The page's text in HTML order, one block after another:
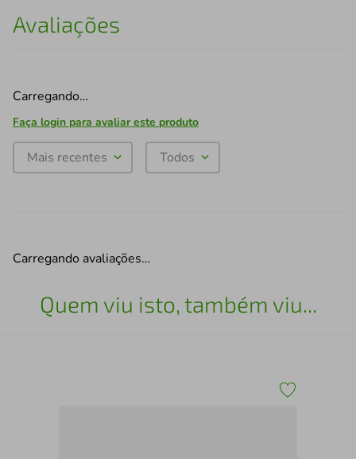
Avaliações
Carregando…
Faça login para avaliar este produto
Mais recentes Todos
Carregando avaliações…
Quem viu isto, também viu...